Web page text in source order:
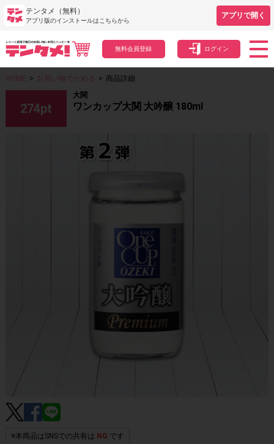
テンタメ（無料）
アプリ版のインストールはこちらから
アプリで開く
無料会員登録 ログイン
HOME > お買い物でためる > 商品詳細
274pt
大関
ワンカップ大関 大吟醸 180ml
※本商品はSNSでの共有は NG です